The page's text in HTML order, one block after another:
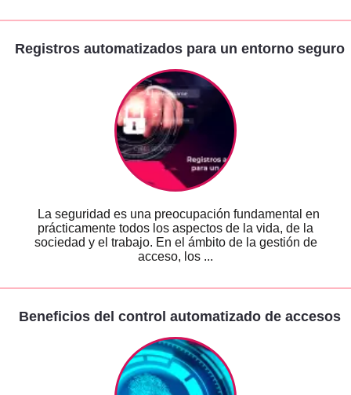
Registros automatizados para un entorno seguro
La seguridad es una preocupación fundamental en
prácticamente todos los aspectos de la vida, de la
sociedad y el trabajo. En el ámbito de la gestión de
acceso, los ...
Beneficios del control automatizado de accesos